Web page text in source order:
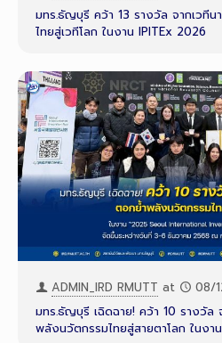
มทร.ธัญบุรี คว้า 13 รางวัล จากเวทีน
ไทยสู่เวทีโลก ในงาน IPITEx 2026
ADMIN_IRD RMUTT at
08/
มทร.ธัญบุรี เฉิดฉาย! คว้า 10 รางวัล
พลังนวัตกรรมไทยสู่สายตาโลก ในงา